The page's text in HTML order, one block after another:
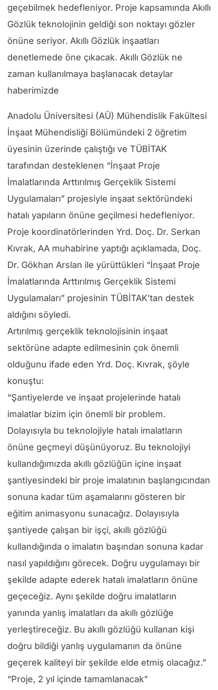
geçebilmek hedefleniyor. Proje kapsamında Akıllı
Gözlük teknolojinin geldiği son noktayı gözler
önüne seriyor. Akıllı Gözlük inşaatları
denetlemede öne çıkacak. Akıllı Gözlük ne
zaman kullanılmaya başlanacak detaylar
haberimizde
Anadolu Üniversitesi (AÜ) Mühendislik Fakültesi
İnşaat Mühendisliği Bölümündeki 2 öğretim
üyesinin üzerinde çalıştığı ve TÜBİTAK
tarafından desteklenen “İnşaat Proje
İmalatlarında Arttırılmış Gerçeklik Sistemi
Uygulamaları” projesiyle inşaat sektöründeki
hatalı yapıların önüne geçilmesi hedefleniyor.
Proje koordinatörlerinden Yrd. Doç. Dr. Serkan
Kıvrak, AA muhabirine yaptığı açıklamada, Doç.
Dr. Gökhan Arslan ile yürüttükleri “İnşaat Proje
İmalatlarında Arttırılmış Gerçeklik Sistemi
Uygulamaları” projesinin TÜBİTAK’tan destek
aldığını söyledi.
Artırılmış gerçeklik teknolojisinin inşaat
sektörüne adapte edilmesinin çok önemli
olduğunu ifade eden Yrd. Doç. Kıvrak, şöyle
konuştu:
“Şantiyelerde ve inşaat projelerinde hatalı
imalatlar bizim için önemli bir problem.
Dolayısıyla bu teknolojiyle hatalı imalatların
önüne geçmeyi düşünüyoruz. Bu teknolojiyi
kullandığımızda akıllı gözlüğün içine inşaat
şantiyesindeki bir proje imalatının başlangıcından
sonuna kadar tüm aşamalarını gösteren bir
eğitim animasyonu sunacağız. Dolayısıyla
şantiyede çalışan bir işçi, akıllı gözlüğü
kullandığında o imalatın başından sonuna kadar
nasıl yapıldığını görecek. Doğru uygulamayı bir
şekilde adapte ederek hatalı imalatların önüne
geçeceğiz. Aynı şekilde doğru imalatların
yanında yanlış imalatları da akıllı gözlüğe
yerleştireceğiz. Bu akıllı gözlüğü kullanan kişi
doğru bildiği yanlış uygulamanın da önüne
geçerek kaliteyi bir şekilde elde etmiş olacağız.”
“Proje, 2 yıl içinde tamamlanacak”